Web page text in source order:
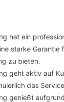
hat ein
starke Garantie
zu bieten.
geht aktiv auf
das
genießt